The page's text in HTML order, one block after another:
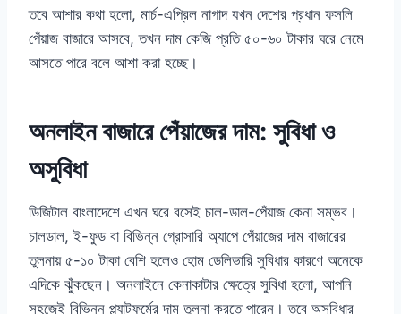
তবে আশার কথা হলো, মার্চ-এপ্রিল নাগাদ যখন দেশের প্রধান ফসলি
পেঁয়াজ বাজারে আসবে, তখন দাম কেজি প্রতি ৫০-৬০ টাকার ঘরে নেমে
আসতে পারে বলে আশা করা হচ্ছে।
অনলাইন বাজারে পেঁয়াজের দাম: সুবিধা ও
অসুবিধা
ডিজিটাল বাংলাদেশে এখন ঘরে বসেই চাল-ডাল-পেঁয়াজ কেনা সম্ভব।
চালডাল, ই-ফুড বা বিভিন্ন গ্রোসারি অ্যাপে পেঁয়াজের দাম বাজারের
তুলনায় ৫-১০ টাকা বেশি হলেও হোম ডেলিভারি সুবিধার কারণে অনেকে
এদিকে ঝুঁকছেন। অনলাইনে কেনাকাটার ক্ষেত্রে সুবিধা হলো, আপনি
সহজেই বিভিন্ন প্ল্যাটফর্মের দাম তুলনা করতে পারেন। তবে অসুবিধার